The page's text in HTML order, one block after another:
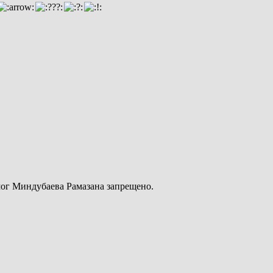
Миндубаева Рамазана запрещено.